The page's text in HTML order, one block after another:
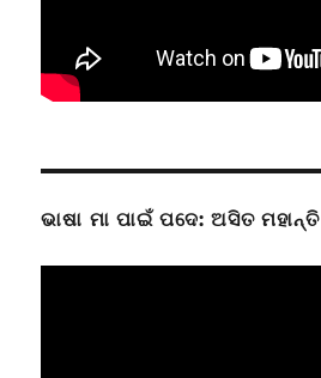
ଭାଷା ମା ପାଇଁ ପଦେ: ଅସିତ ମହାନ୍ତି